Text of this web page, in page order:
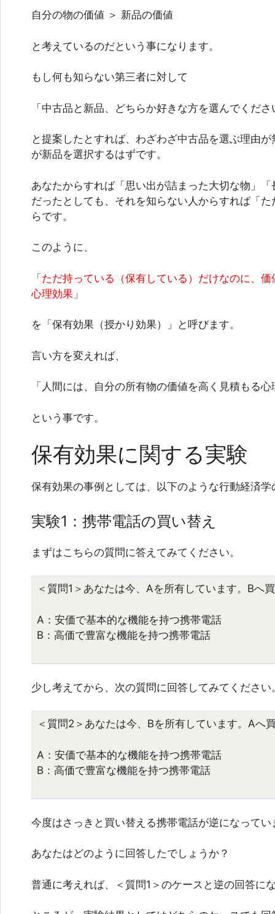
自分の物の価値 ＞ 新品の価値
と考えているのだという事になります。
もし何も知らない第三者に対して
「中古品と新品、どちらか好きな方を選んでくださ
と提案したとすれば、わざわざ中古品を選ぶ理由
が新品を選択するはずです。
あなたからすれば「思い出が詰まった大切な物」
だったとしても、それを知らない人からすれば「
らです。
このように、
「ただ持っている（保有している）だけなのに、
心理効果」
を「保有効果（授かり効果）」と呼びます。
言い方を変えれば、
「人間には、自分の所有物の価値を高く見積もる
という事です。
保有効果に関する実験
保有効果の事例としては、以下のような行動経済
実験1：携帯電話の買い替え
まずはこちらの質問に答えてみてください。
＜質問1＞ あなたは今、Aを所有しています。Bへ
A：安価で基本的な機能を持つ携帯電話
B：高価で豊富な機能を持つ携帯電話
少し考えてから、次の質問に回答してみてください
＜質問2＞ あなたは今、Bを所有しています。Aへ
A：安価で基本的な機能を持つ携帯電話
B：高価で豊富な機能を持つ携帯電話
今度はさっきと買い替える携帯電話が逆になってい
あなたはどのように回答したでしょうか？
普通に考えれば、＜質問1＞のケースと逆の回答に